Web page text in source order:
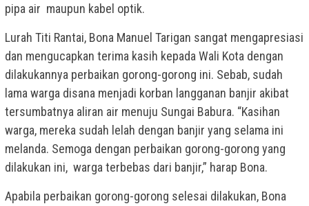
pipa air maupun kabel optik.
Lurah Titi Rantai, Bona Manuel Tarigan sangat mengapresiasi
dan mengucapkan terima kasih kepada Wali Kota dengan
dilakukannya perbaikan gorong-gorong ini. Sebab, sudah
lama warga disana menjadi korban langganan banjir akibat
tersumbatnya aliran air menuju Sungai Babura. “Kasihan
warga, mereka sudah lelah dengan banjir yang selama ini
melanda. Semoga dengan perbaikan gorong-gorong yang
dilakukan ini, warga terbebas dari banjir,” harap Bona.
Apabila perbaikan gorong-gorong selesai dilakukan, Bona